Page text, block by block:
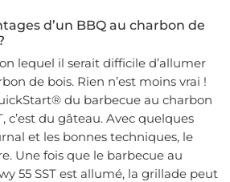
d’un BBQ au charbon de
lequel il serait difficile d’allumer
de bois. Rien n’est moins vrai !
du barbecue au charbon
c’est du gâteau. Avec quelques
et les bonnes techniques, le
Une fois que le barbecue au
55 SST est allumé, la grillade peut